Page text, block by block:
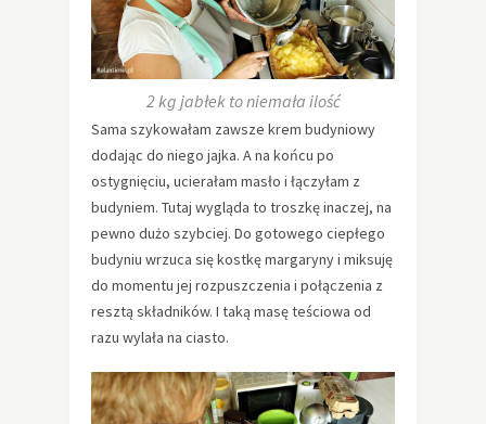
2 kg jabłek to niemała ilość
Sama szykowałam zawsze krem budyniowy
dodając do niego jajka. A na końcu po
ostygnięciu, ucierałam masło i łączyłam z
budyniem. Tutaj wygląda to troszkę inaczej, na
pewno dużo szybciej. Do gotowego ciepłego
budyniu wrzuca się kostkę margaryny i miksuję
do momentu jej rozpuszczenia i połączenia z
resztą składników. I taką masę teściowa od
razu wylała na ciasto.